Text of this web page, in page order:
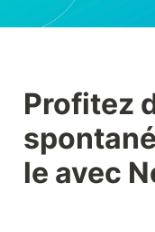
Profitez
le avec